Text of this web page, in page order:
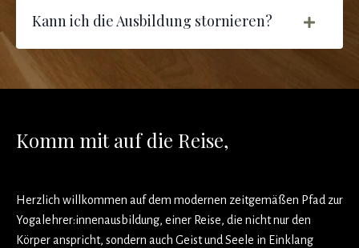
Kann ich die Ausbildung stornieren?
Komm mit auf die Reise,
Herzlich willkommen auf dem modernen zeitgemäßen Pfad zur
Yogalehrer:innenausbildung, einer Reise, die nicht nur den
Körper anspricht, sondern auch Geist und Seele in Einklang